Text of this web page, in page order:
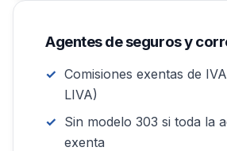
Agentes de seguros y
Comisiones exentas de
LIVA)
Sin modelo 303 si toda la
exenta